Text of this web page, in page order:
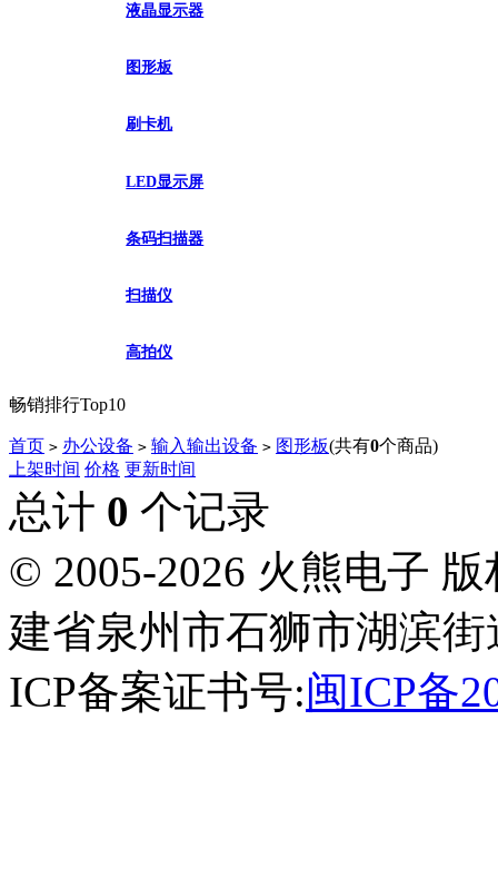
液晶显示器
图形板
刷卡机
LED显示屏
条码扫描器
扫描仪
高拍仪
畅销排行Top10
首页 > 办公设备 > 输入输出设备 > 图形板(共有0个商品)
上架时间 价格 更新时间
总计 0 个记录
© 2005-2026 火熊电子
建省泉州市石狮市湖滨
ICP备案证书号:闽ICP备